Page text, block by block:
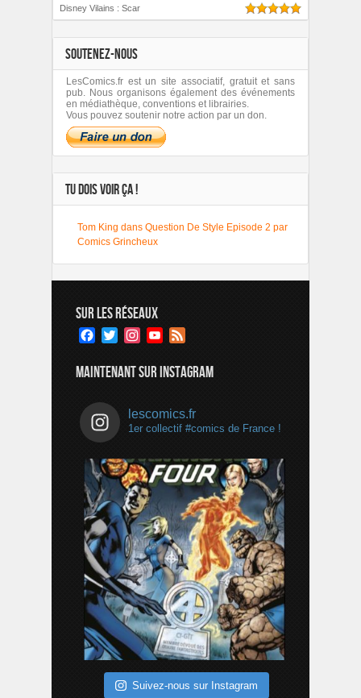
Disney Vilains : Scar
SOUTENEZ-NOUS
LesComics.fr est un site associatif, gratuit et sans
pub. Nous organisons également des événements
en médiathèque, conventions et librairies.
Vous pouvez soutenir notre action par un don.
TU DOIS VOIR ÇA !
Tom King dans Question De Style Episode 2 par
Comics Grincheux
SUR LES RÉSEAUX
Facebook
TwitterInstagramYouTube
MAINTENANT SUR INSTAGRAM
lescomics.fr
1er collectif #comics de France !
Suivez-nous sur Instagram